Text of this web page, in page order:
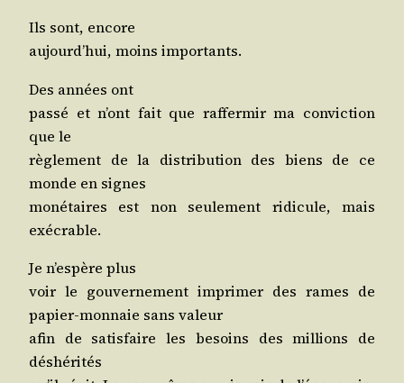
Ils sont, encore
aujourd’­hui, moins importants.
Des années ont
pas­sé et n’ont fait que raf­fer­mir ma convic­tion
que le
règle­ment de la dis­tri­bu­tion des biens de ce
monde en signes
moné­taires est non seule­ment ridi­cule, mais
exécrable.
Je n’es­père plus
voir le gou­ver­ne­ment impri­mer des rames de
papier-mon­naie sans valeur
afin de satis­faire les besoins des mil­lions de
déshérités